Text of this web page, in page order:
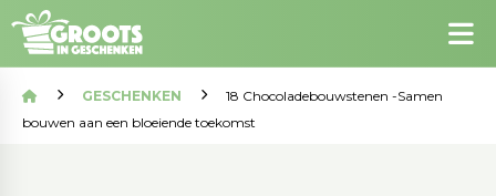
GESCHENKEN
18 Chocoladebouwstenen -Samen
bouwen aan een bloeiende toekomst